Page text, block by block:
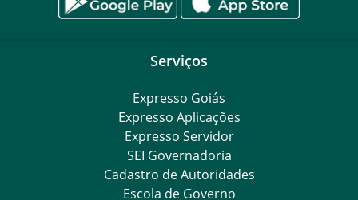
Serviços
Expresso Goiás
Expresso Aplicações
Expresso Servidor
SEI Governadoria
Cadastro de Autoridades
Escola de Governo